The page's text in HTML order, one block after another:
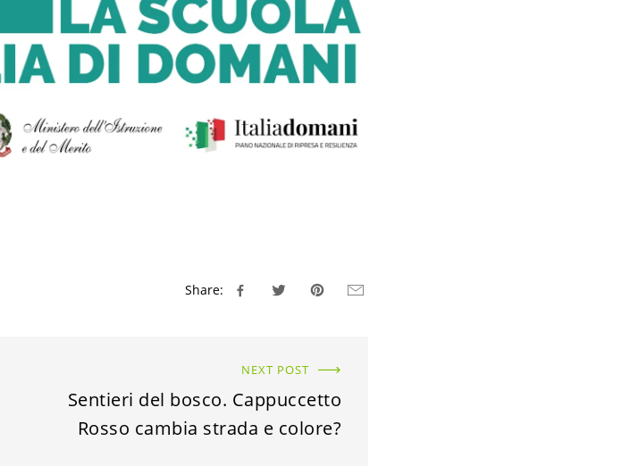
Share:
NEXT POST
Sentieri del bosco. Cappuccetto
Rosso cambia strada e colore?